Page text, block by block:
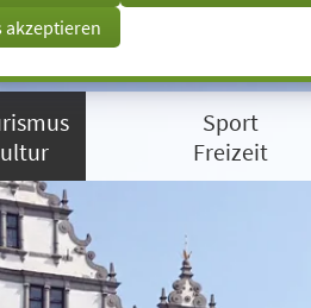
akzeptieren
Sport
Freizeit